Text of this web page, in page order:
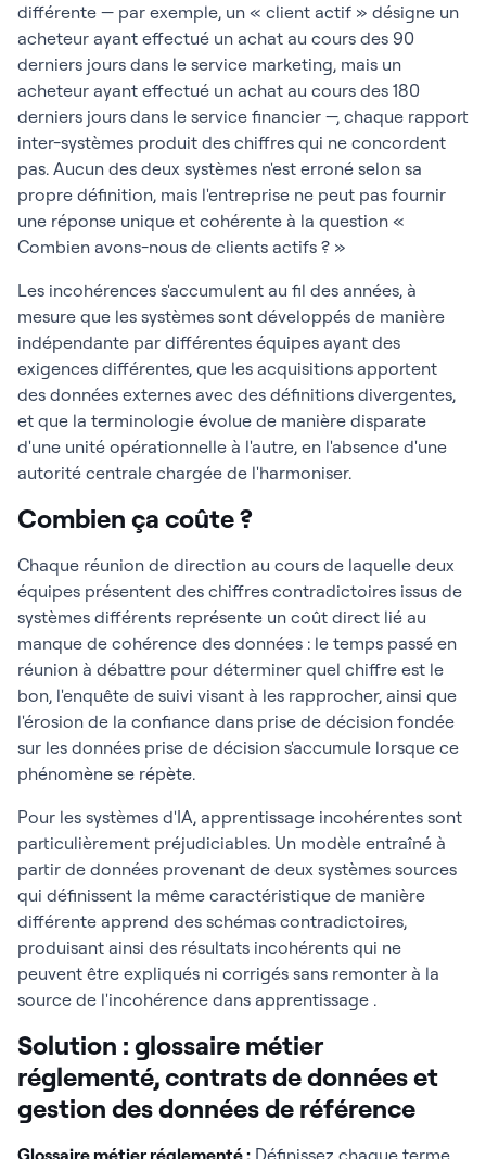
différente — par exemple, un « client actif » désigne un
acheteur ayant effectué un achat au cours des 90
derniers jours dans le service marketing, mais un
acheteur ayant effectué un achat au cours des 180
derniers jours dans le service financier —, chaque rapport
inter-systèmes produit des chiffres qui ne concordent
pas. Aucun des deux systèmes n'est erroné selon sa
propre définition, mais l'entreprise ne peut pas fournir
une réponse unique et cohérente à la question «
Combien avons-nous de clients actifs ? »
Les incohérences s'accumulent au fil des années, à
mesure que les systèmes sont développés de manière
indépendante par différentes équipes ayant des
exigences différentes, que les acquisitions apportent
des données externes avec des définitions divergentes,
et que la terminologie évolue de manière disparate
d'une unité opérationnelle à l'autre, en l'absence d'une
autorité centrale chargée de l'harmoniser.
Combien ça coûte ?
Chaque réunion de direction au cours de laquelle deux
équipes présentent des chiffres contradictoires issus de
systèmes différents représente un coût direct lié au
manque de cohérence des données : le temps passé en
réunion à débattre pour déterminer quel chiffre est le
bon, l'enquête de suivi visant à les rapprocher, ainsi que
l'érosion de la confiance dans prise de décision fondée
sur les données prise de décision s'accumule lorsque ce
phénomène se répète.
Pour les systèmes d'IA, apprentissage incohérentes sont
particulièrement préjudiciables. Un modèle entraîné à
partir de données provenant de deux systèmes sources
qui définissent la même caractéristique de manière
différente apprend des schémas contradictoires,
produisant ainsi des résultats incohérents qui ne
peuvent être expliqués ni corrigés sans remonter à la
source de l'incohérence dans apprentissage .
Solution : glossaire métier
réglementé, contrats de données et
gestion des données de référence
Glossaire métier réglementé : Définissez chaque terme